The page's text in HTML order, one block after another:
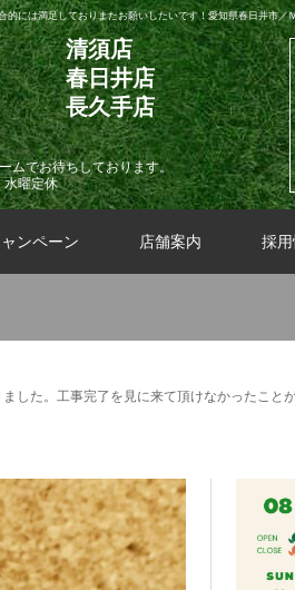
には満足しておりまたお願いしたいです！愛知県春日井市／
清須店
春日井店
長久手店
ムでお待ちしております。
水曜定休
ンペーン 店舗案内 採
した。工事完了を見に来て頂けなかったこと